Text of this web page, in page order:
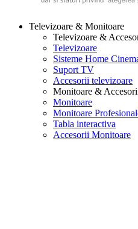
Televizoare & Monitoare
Televizoare &
Televizoare
Sisteme Home
Suport TV
Accesorii televizoare
Monitoare &
Monitoare
Monitoare
Tabla interactiva
Accesorii Monitoare